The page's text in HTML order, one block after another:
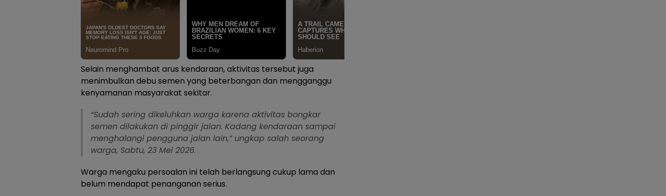
Selain menghambat arus kendaraan, aktivitas tersebut juga
menimbulkan debu semen yang beterbangan dan mengganggu
kenyamanan masyarakat sekitar.
“Sudah sering dikeluhkan warga karena aktivitas bongkar
semen dilakukan di pinggir jalan. Kadang kendaraan sampai
menghalangi pengguna jalan lain,” ungkap salah seorang
warga, Sabtu, 23 Mei 2026.
Warga mengaku persoalan ini telah berlangsung cukup lama dan
belum mendapat penanganan serius.